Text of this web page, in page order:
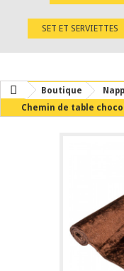
SET ET SERVIETTES
Boutique
Chemin de table